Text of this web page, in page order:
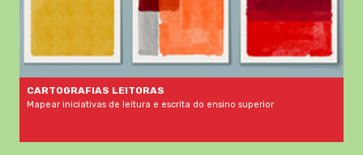
CARTOGRAFIAS LEITORAS
Mapear iniciativas de leitura e escrita do ensino superior